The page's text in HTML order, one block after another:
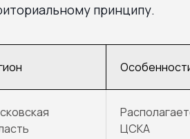
принципу.
ЦСКА